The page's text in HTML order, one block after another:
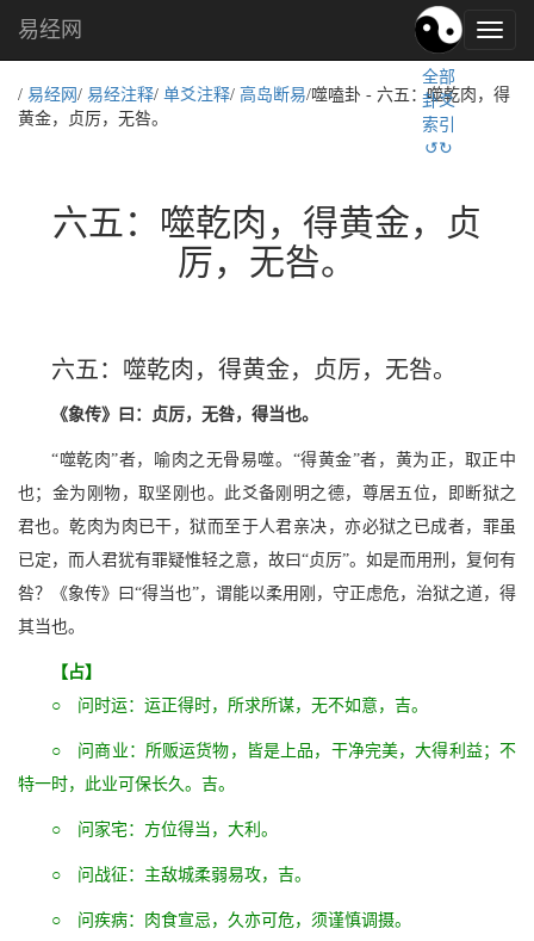
易
经
化,
易经网
全部
卦爻
索引
↺↻
/ 易经网 / 易经注释/ 单爻注释/ 高岛断易/噬嗑卦 - 六五：噬乾肉，得
黄金，贞厉，无咎。
六五：噬乾肉，得黄金，贞
厉，无咎。
六五：噬乾肉，得黄金，贞厉，无咎。
《象传》曰：贞厉，无咎，得当也。
“噬乾肉”者，喻肉之无骨易噬。“得黄金”者，黄为正，取正中
也；金为刚物，取坚刚也。此爻备刚明之德，尊居五位，即断狱之
君也。乾肉为肉已干，狱而至于人君亲决，亦必狱之已成者，罪虽
已定，而人君犹有罪疑惟轻之意，故曰“贞厉”。如是而用刑，复何有
咎？《象传》曰“得当也”，谓能以柔用刚，守正虑危，治狱之道，得
其当也。
【占】
○ 问时运：运正得时，所求所谋，无不如意，吉。
○ 问商业：所贩运货物，皆是上品，干净完美，大得利益；不
特一时，此业可保长久。吉。
○ 问家宅：方位得当，大利。
○ 问战征：主敌城柔弱易攻，吉。
○ 问疾病：肉食宣忌，久亦可危，须谨慎调摄。